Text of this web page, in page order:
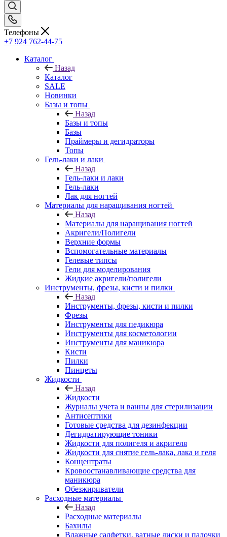
Телефоны
+7 924 762-44-75
Каталог
Назад
Каталог
SALE
Новинки
Базы и топы
Назад
Базы и топы
Базы
Праймеры и дегидраторы
Топы
Гель-лаки и лаки
Назад
Гель-лаки и лаки
Гель-лаки
Лак для ногтей
Материалы для наращивания ногтей
Назад
Материалы для наращивания ногтей
Акригели/Полигели
Верхние формы
Вспомогательные материалы
Гелевые типсы
Гели для моделирования
Жидкие акригели/полигели
Инструменты, фрезы, кисти и пилки
Назад
Инструменты, фрезы, кисти и пилки
Фрезы
Инструменты для педикюра
Инструменты для косметологии
Инструменты для маникюра
Кисти
Пилки
Пинцеты
Жидкости
Назад
Жидкости
Журналы учета и ванны для стерилизации
Антисептики
Готовые средства для дезинфекции
Дегидратирующие тоники
Жидкости для полигеля и акригеля
Жидкости для снятие гель-лака, лака и геля
Концентраты
Кровоостанавливающие средства для
маникюра
Обезжириватели
Расходные материалы
Назад
Расходные материалы
Бахилы
Влажные салфетки, ватные диски и палочки